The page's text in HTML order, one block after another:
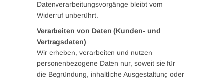
Datenverarbeitungsvorgänge bleibt vom
Widerruf unberührt.
Verarbeiten von Daten (Kunden- und
Vertragsdaten)
Wir erheben, verarbeiten und nutzen
personenbezogene Daten nur, soweit sie für
die Begründung, inhaltliche Ausgestaltung oder